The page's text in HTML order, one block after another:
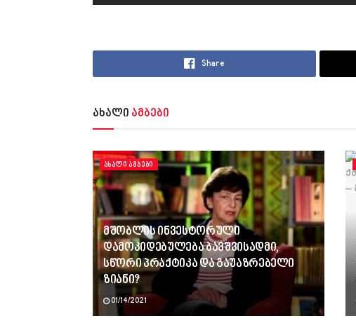
Share
ახალი ამბები
ᲐᲮᲐᲚᲘ ᲐᲛᲑᲔᲑᲘ
მშობლის ინვესტორული
დამოკიდებულება ბავშვისადმი,
სწორი პრაქტიკა და გაუაზრებელი
ზიანი?
01/14/2021